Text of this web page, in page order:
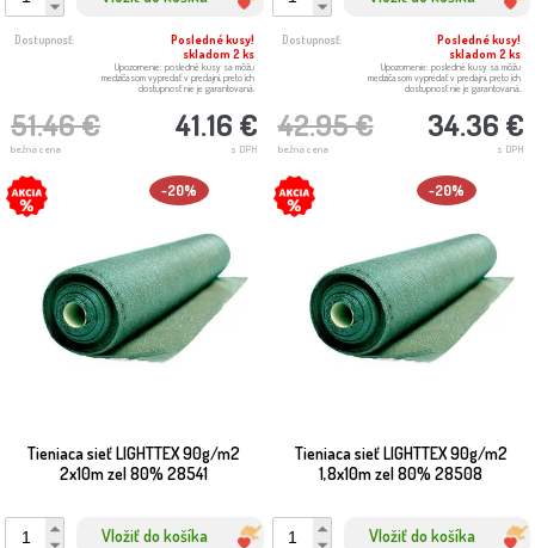
51.46 €
bežná cena
41.16 €
s DPH
Dostupnosť:
Posledné kusy!
skladom 2 ks
Upozornenie: posledné kusy sa môžu
medzičasom vypredať v predajni, preto ich
dostupnosť nie je garantovaná.
42.95 €
bežná cena
34.36 €
s DPH
Dostupnosť:
Posledné kusy!
skladom 2 ks
Upozornenie: posledné kusy sa môžu
medzičasom vypredať v predajni, preto ich
dostupnosť nie je garantovaná.
Tieniaca sieť LIGHTTEX 90g/m2
2x10m zel 80% 28541
-20%
Vložiť do košíka
Tieniaca sieť LIGHTTEX 90g/m2
1,8x10m zel 80% 28508
-20%
Vložiť do košíka